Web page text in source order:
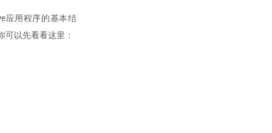
应用程序的基本结
可以先看看这里：